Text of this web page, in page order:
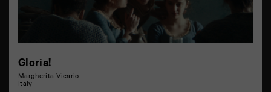
Gloria!
Margherita Vicario
Italy